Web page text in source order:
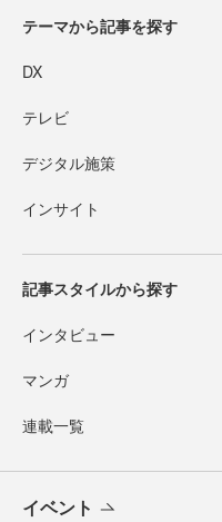
テーマから記事を探す
DX
テレビ
デジタル施策
インサイト
記事スタイルから探す
インタビュー
マンガ
連載一覧
イベント